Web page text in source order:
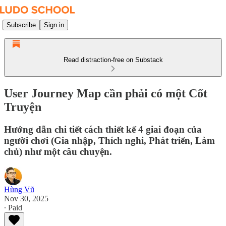
Subscribe Sign in
Read distraction-free on Substack
User Journey Map cần phải có một Cốt
Truyện
Hướng dẫn chi tiết cách thiết kế 4 giai đoạn của
người chơi (Gia nhập, Thích nghi, Phát triển, Làm
chủ) như một câu chuyện.
Hùng Vũ
Nov 30, 2025
∙ Paid